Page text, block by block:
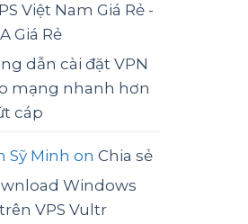
Việt Nam Giá Rẻ -
Giá Rẻ
dẫn cài đặt VPN
mạng nhanh hơn
cáp
Sỹ Minh on Chia sẻ
Windows
VPS Vultr